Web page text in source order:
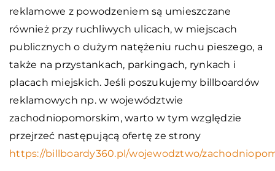
reklamowe z powodzeniem są umieszczane
również przy ruchliwych ulicach, w miejscach
publicznych o dużym natężeniu ruchu pieszego, a
także na przystankach, parkingach, rynkach i
placach miejskich. Jeśli poszukujemy billboardów
reklamowych np. w województwie
zachodniopomorskim, warto w tym względzie
przejrzeć następującą ofertę ze strony
https://billboardy360.pl/wojewodztwo/